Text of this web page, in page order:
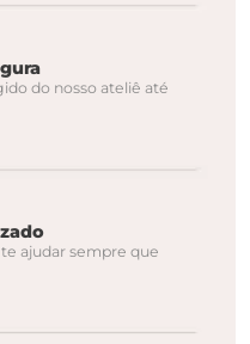
do nosso ateliê até
ajudar sempre que